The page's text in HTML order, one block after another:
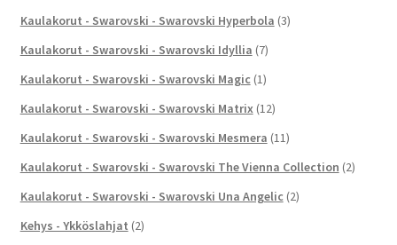
Kaulakorut - Swarovski - Swarovski Hyperbola (3)
Kaulakorut - Swarovski - Swarovski Idyllia (7)
Kaulakorut - Swarovski - Swarovski Magic (1)
Kaulakorut - Swarovski - Swarovski Matrix (12)
Kaulakorut - Swarovski - Swarovski Mesmera (11)
Kaulakorut - Swarovski - Swarovski The Vienna Collection (2)
Kaulakorut - Swarovski - Swarovski Una Angelic (2)
Kehys - Ykköslahjat (2)